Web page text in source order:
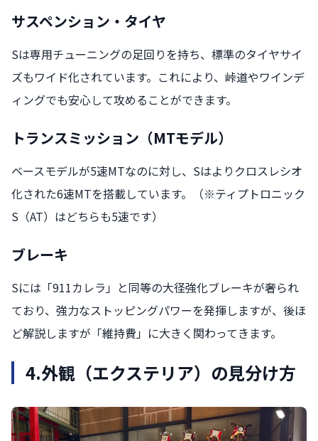
サスペンション・タイヤ
Sは専用チューニングの足回りを持ち、標準のタイヤサイ
ズもワイド化されています。これにより、峠道やワインデ
ィングでも安心して攻めることができます。
トランスミッション（MTモデル）
ベースモデルが5速MTなのに対し、Sはよりクロスレシオ
化された6速MTを搭載しています。（※ティプトロニック
S（AT）はどちらも5速です）
ブレーキ
Sには「911カレラ」と同等の大径強化ブレーキが奢られ
ており、強力なストッピングパワーを発揮しますが、後ほ
ど解説しますが「維持費」に大きく関わってきます。
4.外観（エクステリア）の見分け方